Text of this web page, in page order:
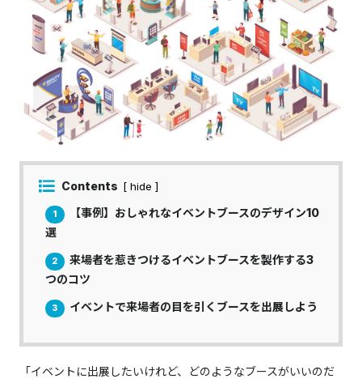
Contents [ hide ]
1
【事例】おしゃれなイベントブースのデザイン10
選
2
来場者を惹きつけるイベントブースを製作する3
つのコツ
3 イベントで来場者の目を引くブースを出展しよう
「イベントに出展したいけれど、どのようなブースがいいのだ